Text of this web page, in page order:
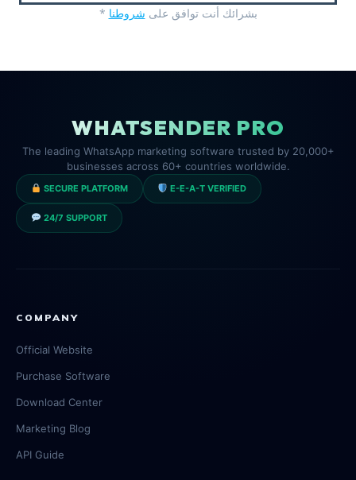
* بشرائك أنت توافق على شروطنا
WHATSENDER PRO
The leading WhatsApp marketing software trusted by 20,000+
businesses across 60+ countries worldwide.
SECURE PLATFORM E-E-A-T VERIFIED
24/7 SUPPORT
COMPANY
Official Website
Purchase Software
Download Center
Marketing Blog
API Guide